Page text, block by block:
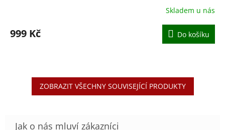
Skladem u nás
999 Kč Do košíku
ZOBRAZIT VŠECHNY SOUVISEJÍCÍ PRODUKTY